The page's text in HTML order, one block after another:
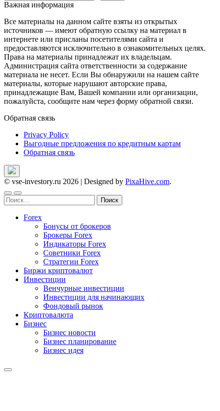
Важная информация
Все материалы на данном сайте взяты из открытых
источников — имеют обратную ссылку на материал в
интернете или присланы посетителями сайта и
предоставляются исключительно в ознакомительных целях.
Права на материалы принадлежат их владельцам.
Администрация сайта ответственности за содержание
материала не несет. Если Вы обнаружили на нашем сайте
материалы, которые нарушают авторские права,
принадлежащие Вам, Вашей компании или организации,
пожалуйста, сообщите нам через форму обратной связи.
Обратная связь
Privacy Policy
Выгодные предложения по кредитным картам
Обратная связь
© vse-investory.ru 2026 | Designed by PixaHive.com.
Найти:
Forex
Бонусы от брокеров
Брокеры Forex
Индикаторы Forex
Советники Forex
Стратегии Forex
Биржи криптовалют
Инвестиции
Венчурные инвестиции
Инвестиции для начинающих
Фондовый рынок
Криптовалюта
Бизнес
Бизнес новости
Бизнес планирование
Бизнес идея